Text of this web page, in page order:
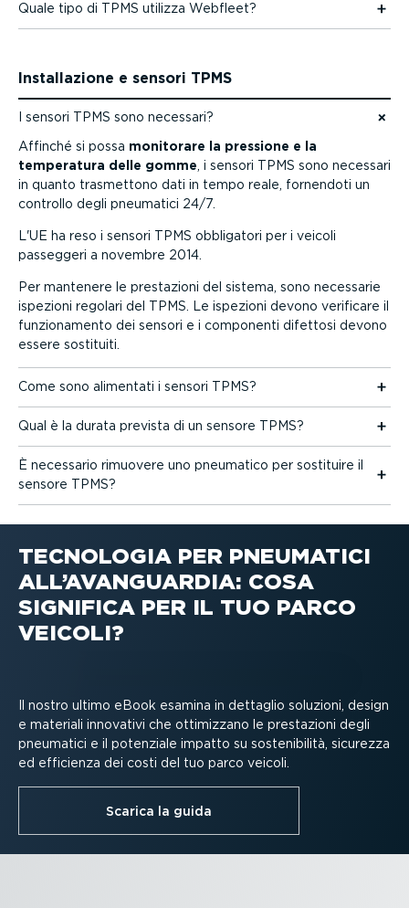
Quale tipo di TPMS utilizza Webfleet?
Instal­la­zione e sensori TPMS
I sensori TPMS sono necessari?
Vai ai contenuti
Affinché si possa monitorare la pressione e la
temperatura delle gomme , i sensori TPMS sono necessari
in quanto trasmettono dati in tempo reale, fornendoti un
controllo degli pneumatici 24/7.
L'UE ha reso i sensori TPMS obbligatori per i veicoli
passeggeri a novembre 2014.
Per mantenere le prestazioni del sistema, sono necessarie
ispezioni regolari del TPMS. Le ispezioni devono verificare il
funzio­na­mento dei sensori e i componenti difettosi devono
essere sostituiti.
Come sono alimentati i sensori TPMS?
Qual è la durata prevista di un sensore TPMS?
È necessario rimuovere uno pneumatico per sostituire il
sensore TPMS?
TECNOLOGIA PER PNEUMATICI
ALL’AVANGUARDIA: COSA
SIGNIFICA PER IL TUO PARCO
VEICOLI?
Il nostro ultimo eBook esamina in dettaglio soluzioni, design
e materiali innovativi che ottimizzano le prestazioni degli
pneumatici e il potenziale impatto su soste­ni­bilità, sicurezza
ed efficienza dei costi del tuo parco veicoli.
Scarica la guida